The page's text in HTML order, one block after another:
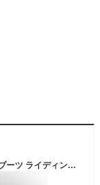
バイク用ブーツ メンズバイクシューズ レーシングブーツ ライディングブーツ ライダーブーツ 軽量 防水 滑り止 耐摩擦 通気 革靴 おしゃれ スポーツ バイク用品 3color 23.5cm-26.5cm